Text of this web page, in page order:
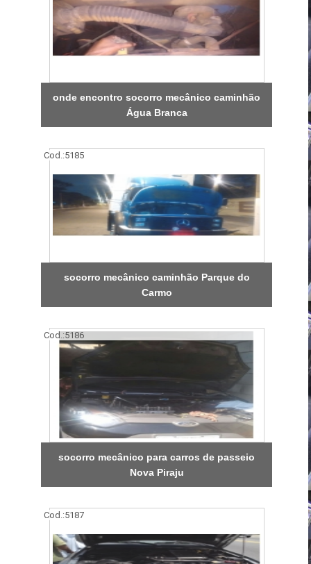
onde encontro socorro mecânico caminhão
Água Branca
Cod.:5185
socorro mecânico caminhão Parque do
Carmo
Cod.:5186
socorro mecânico para carros de passeio
Nova Piraju
Cod.:5187